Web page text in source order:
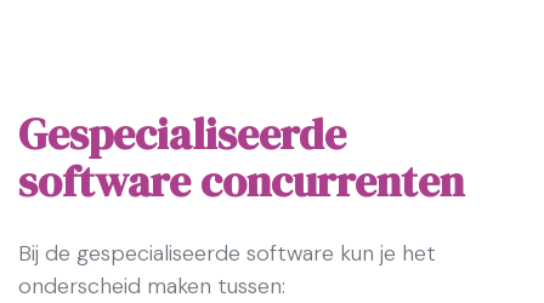
Gespecialiseerde
software concurrenten
Bij de gespecialiseerde software kun je het
onderscheid maken tussen: